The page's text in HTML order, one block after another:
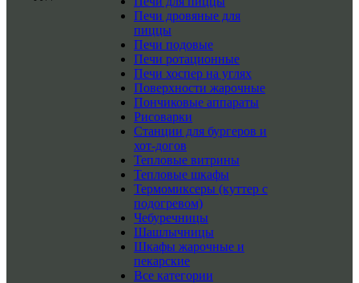
Печи дровяные для
пиццы
Печи подовые
Печи ротационные
Печи хоспер на углях
Поверхности жарочные
Пончиковые аппараты
Рисоварки
Станции для бургеров и
хот-догов
Тепловые витрины
Тепловые шкафы
Термомиксеры (куттер с
подогревом)
Чебуречницы
Шашлычницы
Шкафы жарочные и
пекарские
Все категории